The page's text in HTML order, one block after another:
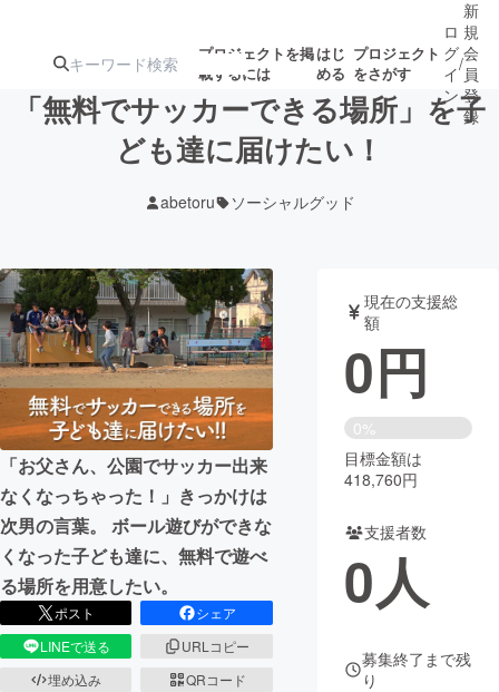
プロジェクトを掲
載するには
はじ
める
プロジェクト
をさがす
ジェクト
ロジェクト
アート・写真 音楽
テクノロジー・ガジェット ゲーム・サ
映像・映画 書籍・雑誌
ビジネス・起業 チャレンジ
まちづくり・地域活性化
CAMPFIRE for Social Good CAMPFIRE Creation
CAMPFIREふるさと納税
ロ
グ
イ
ン
/
新
規
会
員
登
録
「無料でサッカーできる場所」を子
ども達に届けたい！
abetoru ソーシャルグッド
「お父さん、公園でサッカー出来
なくなっちゃった！」きっかけは
次男の言葉。 ボール遊びができな
くなった子ども達に、無料で遊べ
る場所を用意したい。
ポスト
シェア
LINEで送る
URLコピー
埋め込み
QRコード
現在の支援総
額
0円
0%
目標金額は
418,760円
支援者数
0人
募集終了まで残
り